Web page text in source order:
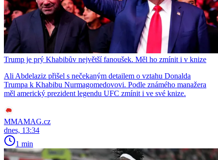
Trump je prý Khabibův největší fanoušek. Měl ho zmínit i v knize
Ali Abdelaziz přišel s nečekaným detailem o vztahu Donalda
Trumpa k Khabibu Nurmagomedovovi. Podle známého manažera
měl americký prezident legendu UFC zmínit i ve své knize.
MMAMAG.cz
dnes, 13:34
1 min